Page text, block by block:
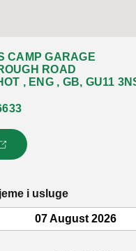
CAMP GARAGE
ROAD
, ENG , GB, GU11
L
i
k
o
i usluge
07 August 2026